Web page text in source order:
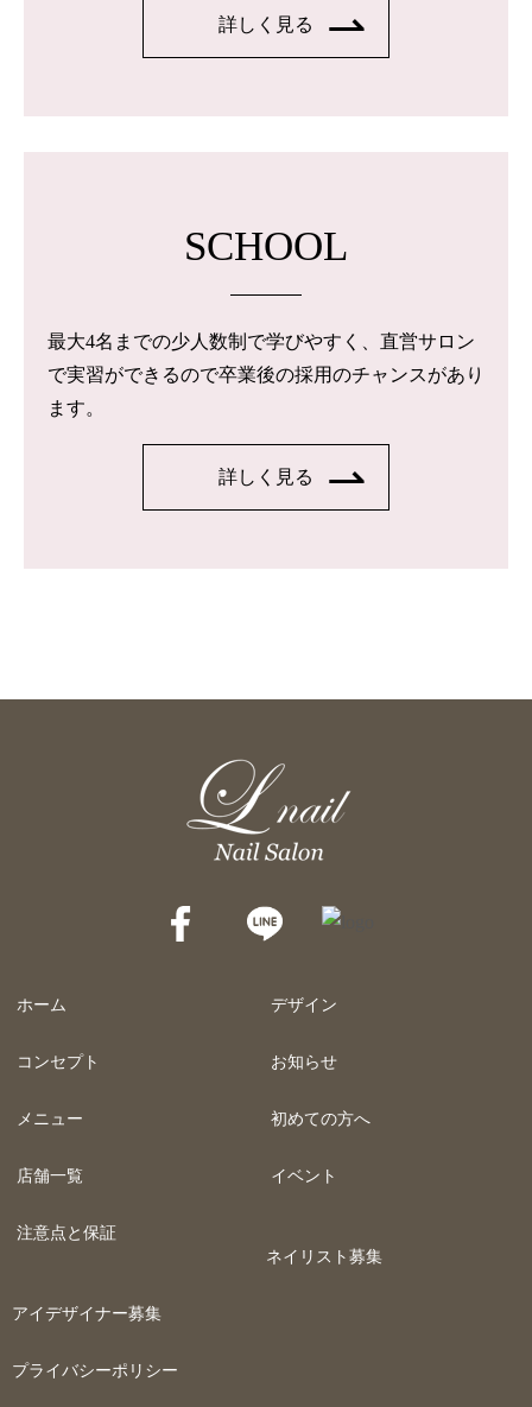
詳しく見る
SCHOOL
最大4名までの少人数制で学びやすく、直営サロン
で実習ができるので卒業後の採用のチャンスがあり
ます。
詳しく見る
ホーム
コンセプト
メニュー
店舗一覧
注意点と保証
デザイン
お知らせ
初めての方へ
イベント
ネイリスト募集
アイデザイナー募集
プライバシーポリシー